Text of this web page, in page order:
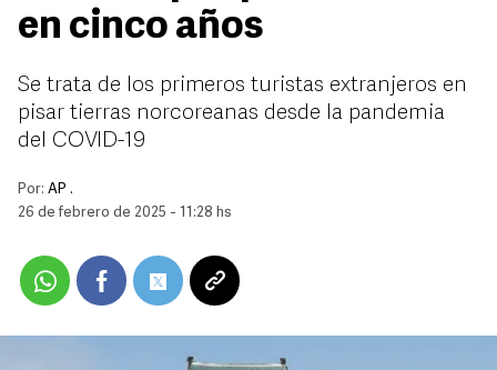
en cinco años
Se trata de los primeros turistas extranjeros en
pisar tierras norcoreanas desde la pandemia
del COVID-19
Por: AP .
26 de febrero de 2025 - 11:28 hs